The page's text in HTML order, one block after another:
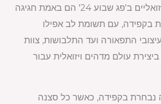
הטיפולים האסתטיים והוויזואליים ב'פג שבוע 24' הם באמת חגיגה
בקפידה, עם תשומת לב אפילו
התפאורה ועד התלבושות, צוות
עולם מדהים ויזואלית עבור
בקפידה, כאשר כל סצנה